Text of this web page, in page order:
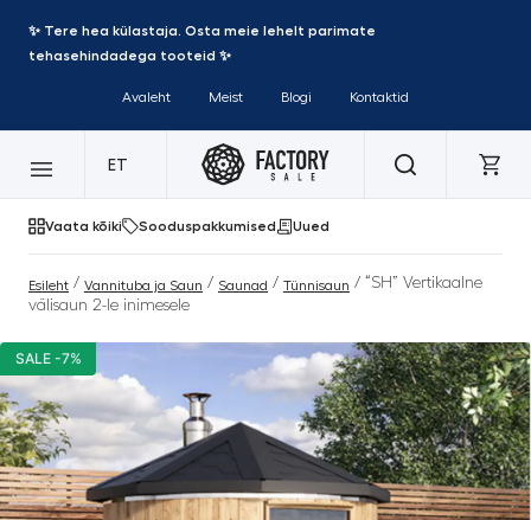
✨ Tere hea külastaja. Osta meie lehelt parimate
tehasehindadega tooteid ✨
Avaleht Meist Blogi Kontaktid
ET
Vaata kõiki Sooduspakkumised Uued
Esileht / Vannituba ja Saun / Saunad / Tünnisaun / “SH” Vertikaalne
välisaun 2-le inimesele
SALE -7%